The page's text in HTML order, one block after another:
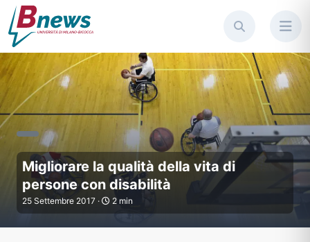
Migliorare la qualità della vita
Migliorare la qualità della vita di
persone con disabilità
25 Settembre 2017 · 2 min